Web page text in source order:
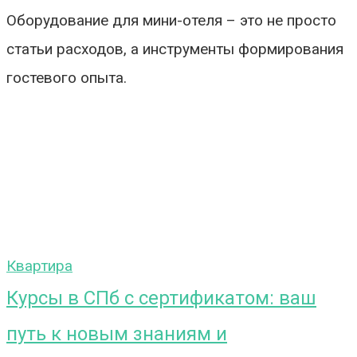
Оборудование для мини-отеля – это не просто
статьи расходов, а инструменты формирования
гостевого опыта.
Квартира
Курсы в СПб с сертификатом: ваш
путь к новым знаниям и